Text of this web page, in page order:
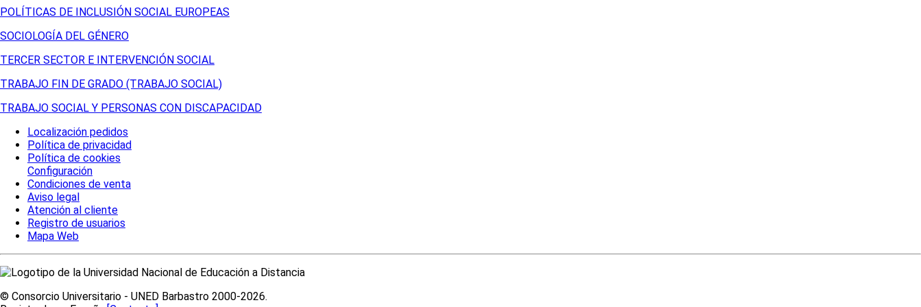
POLÍTICAS DE INCLUSIÓN SOCIAL EUROPEAS
SOCIOLOGÍA DEL GÉNERO
TERCER SECTOR E INTERVENCIÓN SOCIAL
TRABAJO FIN DE GRADO (TRABAJO SOCIAL)
TRABAJO SOCIAL Y PERSONAS CON DISCAPACIDAD
Localización pedidos
Política de privacidad
Política de cookies
Configuración
Condiciones de venta
Aviso legal
Atención al cliente
Registro de usuarios
Mapa Web
© Consorcio Universitario - UNED Barbastro 2000-2026.